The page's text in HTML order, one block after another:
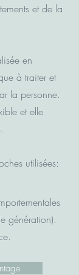
et de la
en
à traiter et
la personne.
et elle
utilisées:
génération).